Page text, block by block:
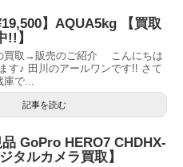
】AQUA5kg 【買取
!!】
買取→販売のご紹介 こんにちは
す♪ 田川のアールワンです!! さて
で...
記事を読む
GoPro HERO7 CHDHX-
タルカメラ買取】